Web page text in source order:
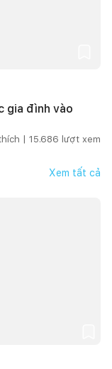
gia đình vào
| 15.686 lượt xem
Xem tất cả